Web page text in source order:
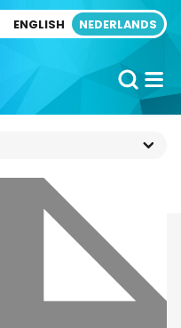
ENGLISH NEDERLANDS